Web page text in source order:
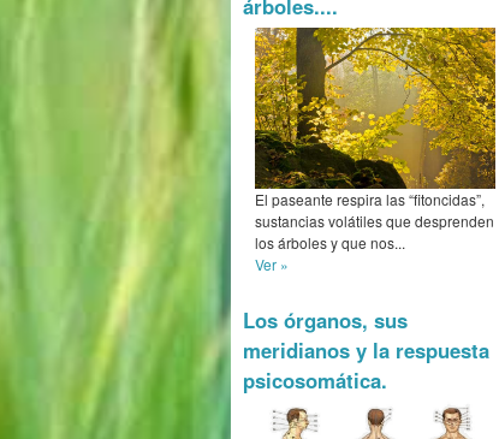
árboles....
El paseante respira las “fitoncidas”,
sustancias volátiles que desprenden
los árboles y que nos...
Ver »
Los órganos, sus
meridianos y la respuesta
psicosomática.